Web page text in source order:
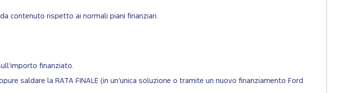
contenuto rispetto ai normali piani finanziari.
finanziato.
saldare la RATA FINALE (in un’unica soluzione o tramite un nuovo finanziamento Ford